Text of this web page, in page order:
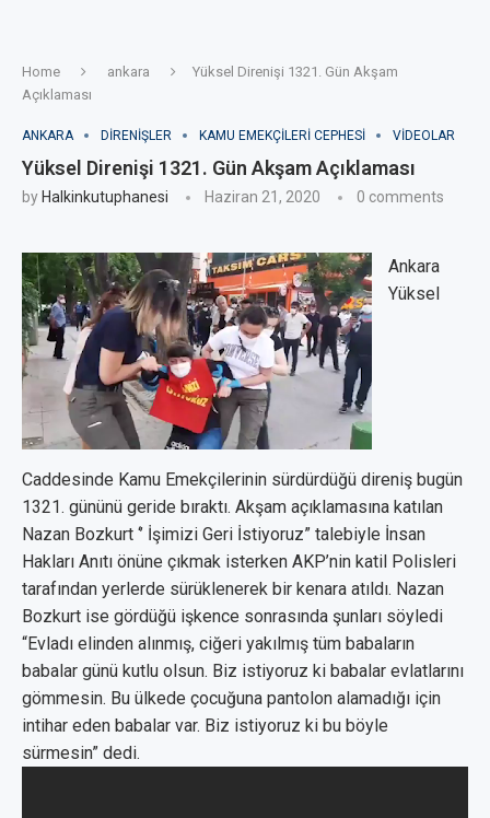
Home ankara
Yüksel Direnişi 1321. Gün Akşam
Açıklaması
ANKARA DIRENIŞLER KAMU EMEKÇILERI CEPHESI VIDEOLAR
Yüksel Direnişi 1321. Gün Akşam Açıklaması
by Halkinkutuphanesi Haziran 21, 2020 0 comments
Ankara
Yüksel
Caddesinde Kamu Emekçilerinin sürdürdüğü direniş bugün
1321. gününü geride bıraktı. Akşam açıklamasına katılan
Nazan Bozkurt ‘’ İşimizi Geri İstiyoruz” talebiyle İnsan
Hakları Anıtı önüne çıkmak isterken AKP’nin katil Polisleri
tarafından yerlerde sürüklenerek bir kenara atıldı. Nazan
Bozkurt ise gördüğü işkence sonrasında şunları söyledi
“Evladı elinden alınmış, ciğeri yakılmış tüm babaların
babalar günü kutlu olsun. Biz istiyoruz ki babalar evlatlarını
gömmesin. Bu ülkede çocuğuna pantolon alamadığı için
intihar eden babalar var. Biz istiyoruz ki bu böyle
sürmesin” dedi.